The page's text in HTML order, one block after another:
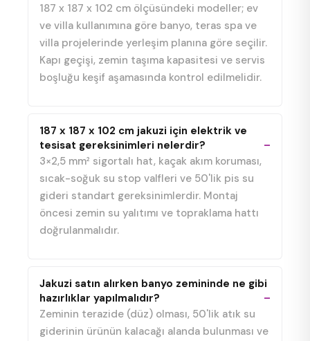
187 x 187 x 102 cm ölçüsündeki modeller; ev
ve villa kullanımına göre banyo, teras spa ve
villa projelerinde yerleşim planına göre seçilir.
Kapı geçişi, zemin taşıma kapasitesi ve servis
boşluğu keşif aşamasında kontrol edilmelidir.
187 x 187 x 102 cm jakuzi için elektrik ve
tesisat gereksinimleri nelerdir?
3×2,5 mm² sigortalı hat, kaçak akım koruması,
sıcak-soğuk su stop valfleri ve 50'lik pis su
gideri standart gereksinimlerdir. Montaj
öncesi zemin su yalıtımı ve topraklama hattı
doğrulanmalıdır.
Jakuzi satın alırken banyo zemininde ne gibi
hazırlıklar yapılmalıdır?
Zeminin terazide (düz) olması, 50'lik atık su
giderinin ürünün kalacağı alanda bulunması ve